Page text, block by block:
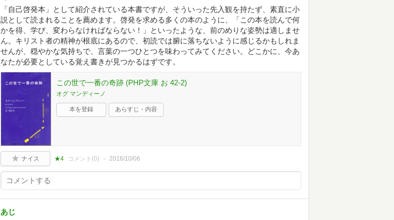
「自己啓発本」として紹介されている本書ですが、そういった先入観を持たず、素直に小
説として読まれることを薦めます。啓発を求める多くの本のように、「この本を読んで何
かを得、学び、変わらなければならない！」といったような、前のめりな姿勢は適しませ
ん。キリスト者の精神が根底にあるので、初読では腑に落ちないように感じるかもしれま
せんが、穏やかな気持ちで、言葉の一つひとつを味わってみてください。どこかに、今あ
なたが必要としている覚え書きが見つかるはずです。
この世で一番の奇跡 (PHP文庫 お 42-2)
オグ マンディーノ
本を登録 あらすじ・内容
ナイス ★4 コメント(0) 2016/10/06
あじ